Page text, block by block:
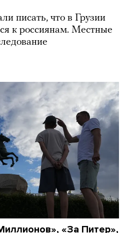
писать, что в Грузии
к россиянам. Местные
«За Питер»,